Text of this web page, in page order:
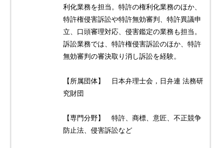
利化業務を担当。特許の権利化業務のほか、
特許権侵害訴訟や特許無効審判、特許異議申
立、口頭審理対応、侵害鑑定の業務も担当。
訴訟業務では、特許権侵害訴訟のほか、特許
無効審判の審決取り消し訴訟を経験。
【所属団体】 日本弁理士会，日弁連 法務研
究財団
【専門分野】 特許、商標、意匠、不正競争
防止法、侵害訴訟など